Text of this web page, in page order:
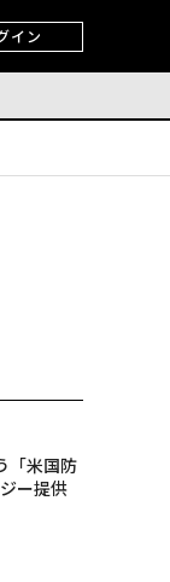
イン
「米国防
ー提供